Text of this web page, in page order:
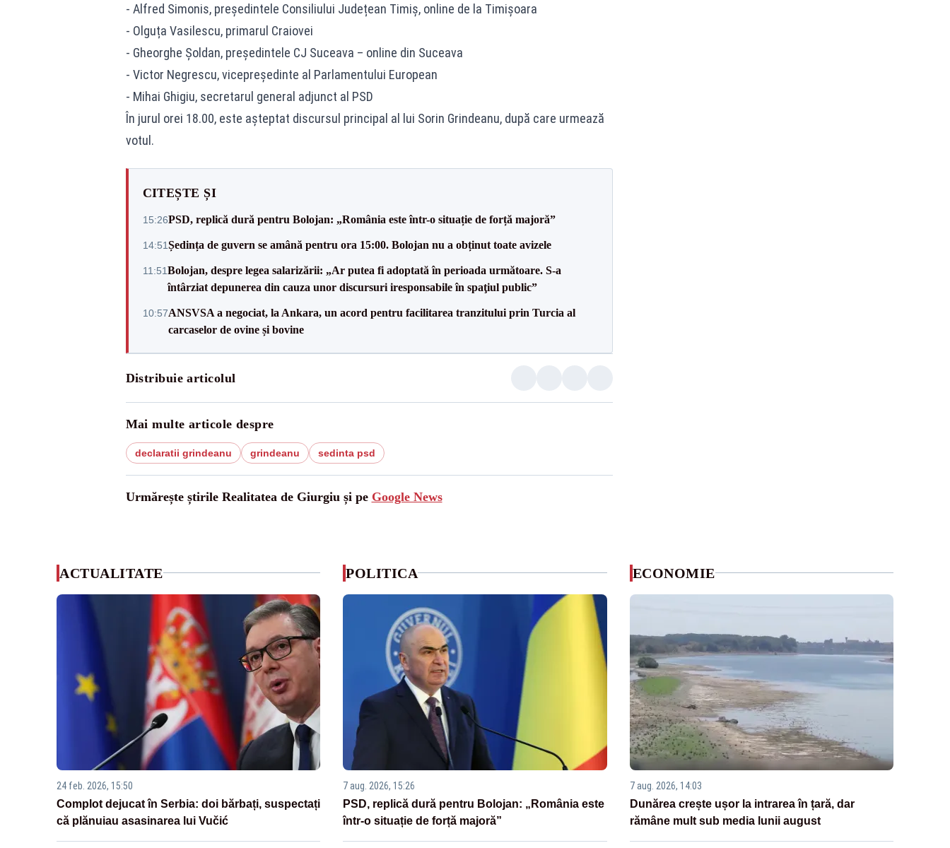
- Alfred Simonis, președintele Consiliului Județean Timiș, online de la Timișoara
- Olguța Vasilescu, primarul Craiovei
- Gheorghe Șoldan, președintele CJ Suceava – online din Suceava
- Victor Negrescu, vicepreședinte al Parlamentului European
- Mihai Ghigiu, secretarul general adjunct al PSD
În jurul orei 18.00, este așteptat discursul principal al lui Sorin Grindeanu, după care urmează
votul.
CITEȘTE ȘI
15:26PSD, replică dură pentru Bolojan: „România este într-o situație de forță majoră”
14:51Ședința de guvern se amână pentru ora 15:00. Bolojan nu a obținut toate avizele
11:51Bolojan, despre legea salarizării: „Ar putea fi adoptată în perioada următoare. S-a
întârziat depunerea din cauza unor discursuri iresponsabile în spaţiul public”
10:57ANSVSA a negociat, la Ankara, un acord pentru facilitarea tranzitului prin Turcia al
carcaselor de ovine și bovine
Distribuie articolul
Mai multe articole despre
declaratii grindeanu grindeanu sedinta psd
Urmărește știrile Realitatea de Giurgiu și pe Google News
ACTUALITATE
24 feb. 2026, 15:50
Complot dejucat în Serbia: doi bărbați, suspectați
că plănuiau asasinarea lui Vučić
POLITICA
7 aug. 2026, 15:26
PSD, replică dură pentru Bolojan: „România este
într-o situație de forță majoră”
ECONOMIE
7 aug. 2026, 14:03
Dunărea crește ușor la intrarea în țară, dar
rămâne mult sub media lunii august